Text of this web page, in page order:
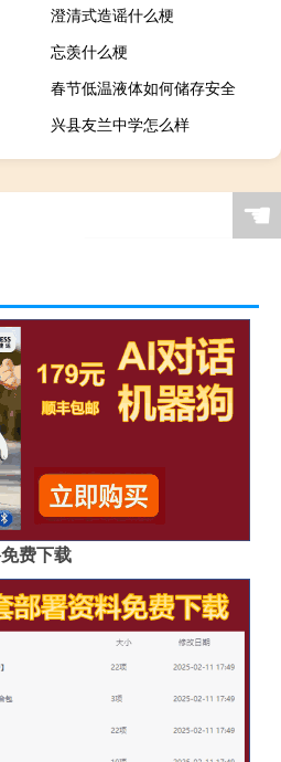
澄清式造谣什么梗
忘羡什么梗
春节低温液体如何储存安全
兴县友兰中学怎么样
☚
费下载